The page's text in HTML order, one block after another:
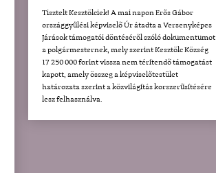
Tisztelt Kesztölciek! A mai napon Erős Gábor
országgyűlési képviselő Úr átadta a Versenyképes
Járások támogatói döntéséről szóló dokumentumot
a polgármesternek, mely szerint Kesztölc Község
17 250 000 forint vissza nem térítendő támogatást
kapott, amely összeg a képviselőtestület
határozata szerint a közvilágítás korszerűsítésére
lesz felhasználva.